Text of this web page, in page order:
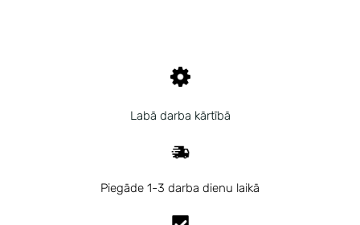
Labā darba kārtībā
Piegāde 1-3 darba dienu laikā